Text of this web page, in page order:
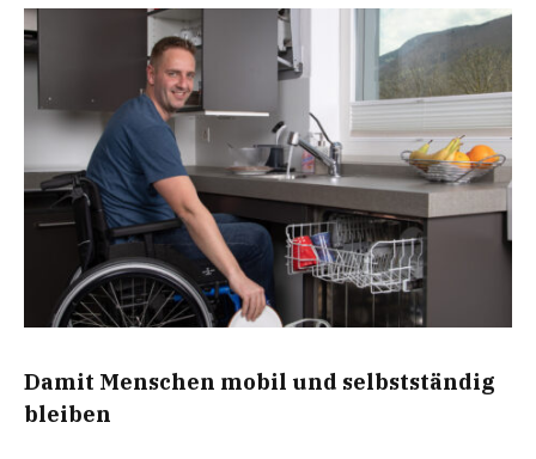
Damit Menschen mobil und selbstständig
bleiben